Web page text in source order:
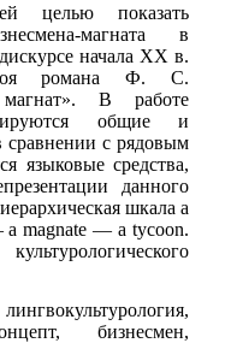
целью показать
магната в
начала ХХ в.
романа Ф. С.
В работе
общие и
сравнении с рядовым
языковые средства,
данного
шкала a
magnate — a tycoon.
бизнесмен,